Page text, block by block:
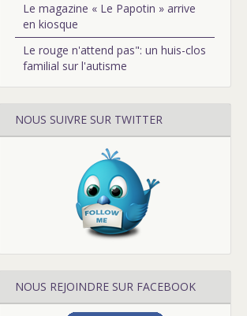
Le magazine « Le Papotin » arrive
en kiosque
Le rouge n'attend pas": un huis-clos
familial sur l'autisme
NOUS SUIVRE SUR TWITTER
NOUS REJOINDRE SUR FACEBOOK